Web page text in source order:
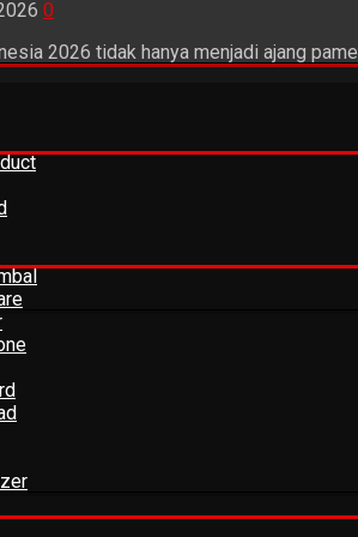
0
2026 tidak hanya menjadi ajang